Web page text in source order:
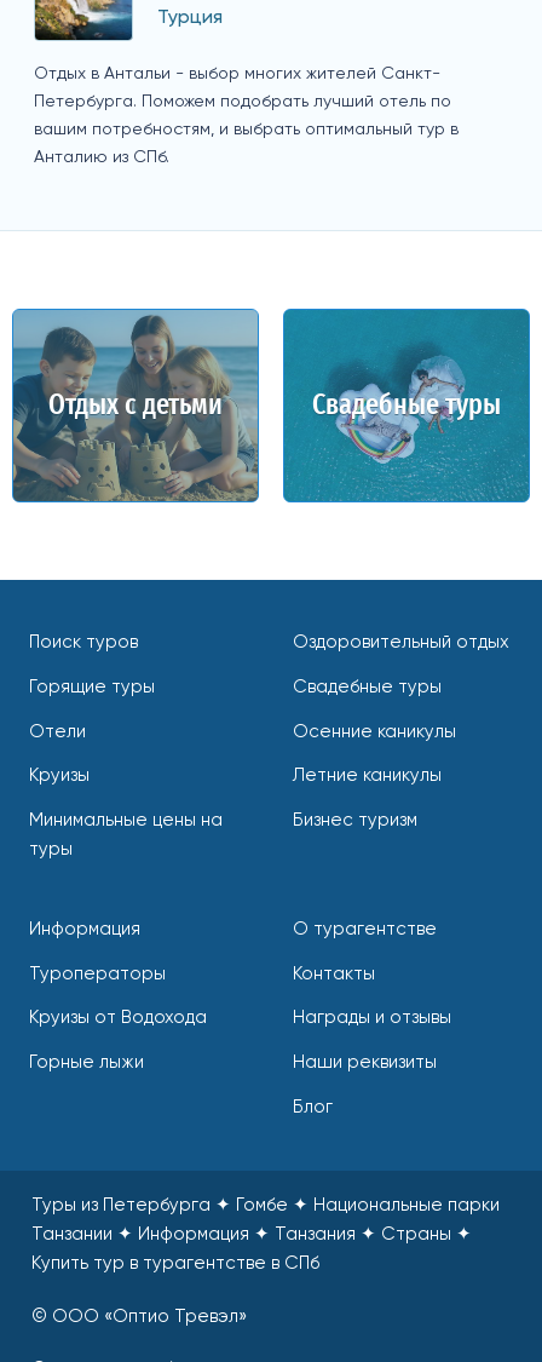
Турция
Отдых в Антальи - выбор многих жителей Санкт-
Петербурга. Поможем подобрать лучший отель по
вашим потребностям, и выбрать оптимальный тур в
Анталию из СПб.
Отдых с детьми Свадебные туры
Поиск туров
Горящие туры
Отели
Круизы
Минимальные цены на
туры
Оздоровительный отдых
Свадебные туры
Осенние каникулы
Летние каникулы
Бизнес туризм
Информация
Туроператоры
Круизы от Водохода
Горные лыжи
О турагентстве
Контакты
Награды и отзывы
Наши реквизиты
Блог
Туры из Петербурга ✦ Гомбе ✦ Национальные парки
Танзании ✦ Информация ✦ Танзания ✦ Страны ✦
Купить тур в турагентстве в СПб
© ООО «Оптио Тревэл»